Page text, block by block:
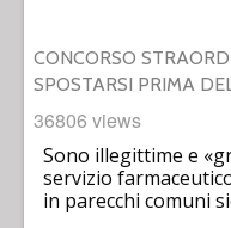
CONCORSO
SPOSTARSI PRIMA
36806 views
Sono illegittime e
servizio
in parecchi comuni